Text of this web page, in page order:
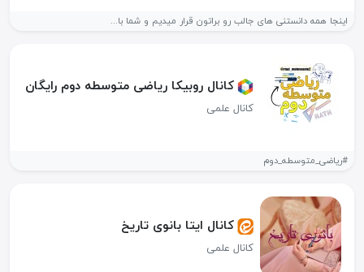
اینجا همه دانستنی های جالب رو براتون قرار میدیم و شما با...
کانال روبیکا ریاضی متوسطه دوم رایگان
کانال علمی
#ریاضی_متوسطه_دوم
کانال ایتا بانوی تاریخ
کانال علمی